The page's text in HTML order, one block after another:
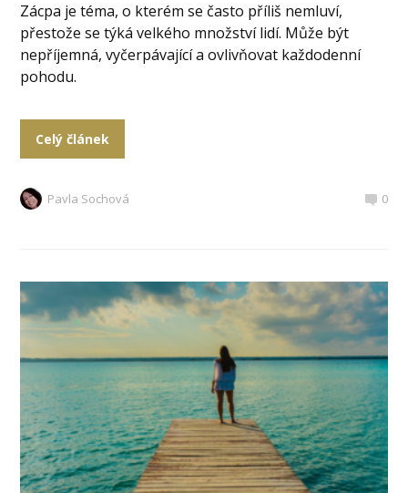
Zácpa je téma, o kterém se často příliš nemluví,
přestože se týká velkého množství lidí. Může být
nepříjemná, vyčerpávající a ovlivňovat každodenní
pohodu.
Celý článek
Pavla Sochová 0